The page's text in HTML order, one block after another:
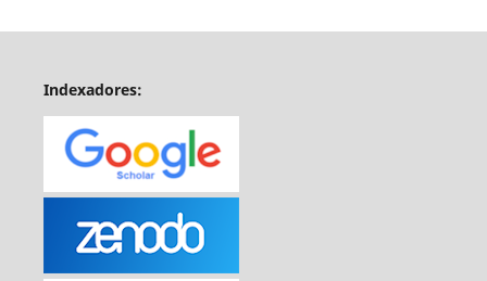
Indexadores: